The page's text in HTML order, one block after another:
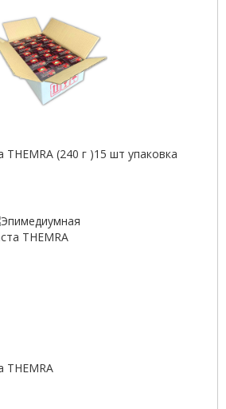
(240 г )15 шт упаковка
THEMRA